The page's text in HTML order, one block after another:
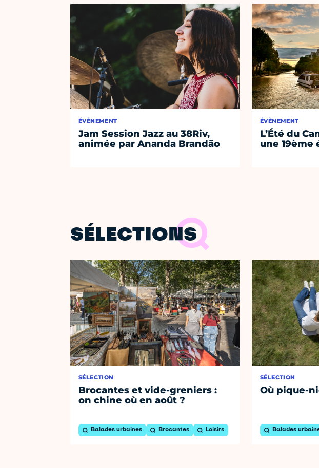
ÉVÈNEMENT
Jam Session Jazz au 38Riv,
animée par Ananda Brandão
ÉVÈNEMENT
L’Été du
une 19ème
SÉLECTIONS
SÉLECTION
Brocantes et vide-greniers :
on chine où en août ?
Balades urbaines Brocantes Loisirs
SÉLECTION
Où pique-
Balades